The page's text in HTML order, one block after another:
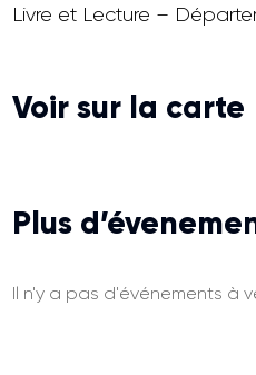
Livre et Lecture –
Voir sur la carte
Plus
Il n'y a pas d'événements à